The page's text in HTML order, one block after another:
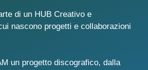
di un HUB Creativo e
nascono progetti e collaborazioni
un progetto discografico, dalla